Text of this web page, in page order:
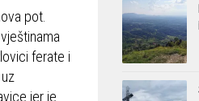
pot.
ferate i
jer je